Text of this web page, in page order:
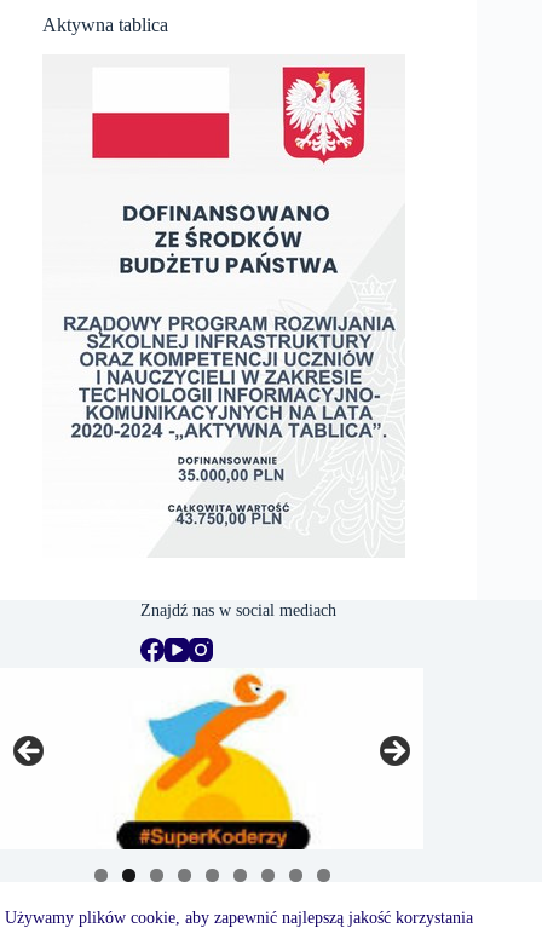
Używamy plików cookie, aby zapewnić najlepszą jakość korzystania
Aktywna tablica
Znajdź nas w social mediach